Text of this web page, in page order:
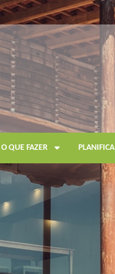
O QUE FAZER PLANIFICA